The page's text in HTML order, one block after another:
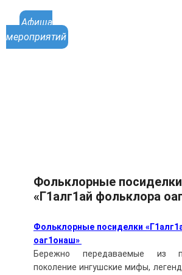
Афиша
мероприятий
Фольклорные посиделки
«Г1алг1ай фольклора
Фольклорные посиделки
оаг1онаш»
Бережно передаваемые из
поколение ингушские мифы,